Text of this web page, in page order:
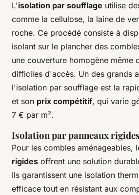
L'isolation par soufflage utilise
comme la cellulose, la laine de
roche. Ce procédé consiste à
isolant sur le plancher des
une couverture homogène même
difficiles d'accès. Un des grands
l'isolation par soufflage est la
et son prix compétitif, qui varie
7 € par m².
Isolation par panneaux rigides
Pour les combles aménageables,
rigides offrent une solution
Ils garantissent une isolation
efficace tout en résistant aux